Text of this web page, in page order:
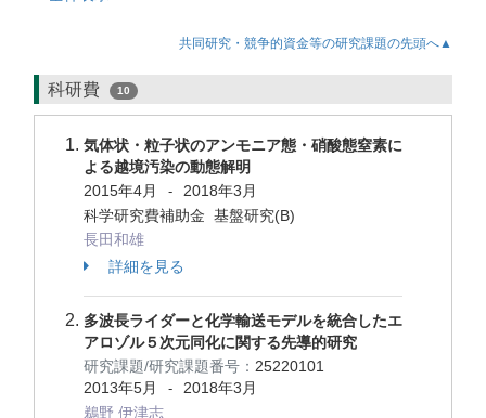
共同研究・競争的資金等の研究課題の先頭へ▲
科研費 10
気体状・粒子状のアンモニア態・硝酸態窒素に
よる越境汚染の動態解明
2015年4月
-
2018年3月
科学研究費補助金 基盤研究(B)
長田和雄
詳細を見る
多波長ライダーと化学輸送モデルを統合したエ
アロゾル５次元同化に関する先導的研究
研究課題/研究課題番号： 25220101
2013年5月
-
2018年3月
鵜野 伊津志